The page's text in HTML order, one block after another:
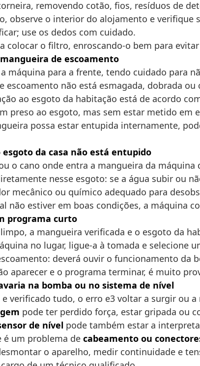
removendo cotão, fios, resíduos de
observe o interior do alojamento e verifique
use os dedos com cuidado.
colocar o filtro, enroscando-o bem para
de escoamento
máquina para a frente, tendo cuidado para
escoamento não está esmagada, dobrada
ao esgoto da habitação está de acordo
preso ao esgoto, mas sem estar metido em
possa estar entupida internamente,
da casa não está entupido
o cano onde entra a mangueira da máquina
nesse esgoto: se a água subir ou
mecânico ou químico adequado para
não estiver em boas condições, a máquina
programa curto
a mangueira verificada e o esgoto da
no lugar, ligue-a à tomada e selecione
deverá ouvir o funcionamento da
aparecer e o programa terminar, é muito
na bomba ou no sistema de nível
verificado tudo, o erro e3 voltar a surgir ou
pode ter perdido força, estar gripada ou
de nível pode também estar a
é um problema de cabeamento ou
o aparelho, medir continuidade e